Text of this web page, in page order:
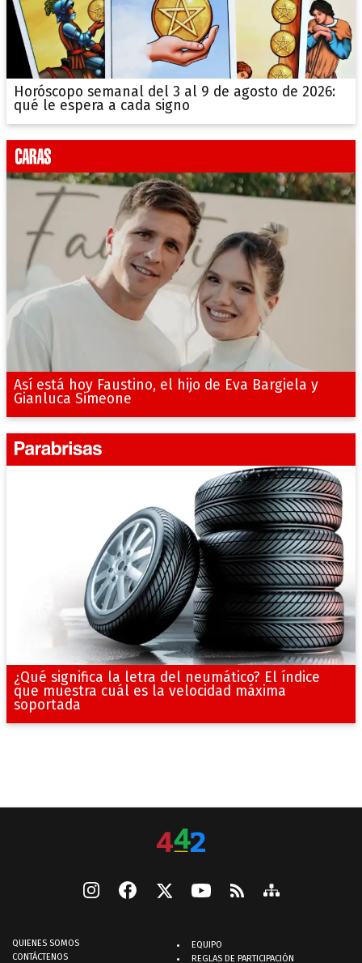
Horóscopo semanal del 3 al 9 de agosto de 2026:
qué le espera a cada signo
Así está hoy Faustino, el hijo de Eva Bargiela y
Gianluca Simeone
¿Qué significa la letra del neumático? El índice
que muestra cuál es la velocidad máxima
soportada
QUIENES SOMOS
CONTÁCTENOS
EQUIPO
REGLAS DE PARTICIPACIÓN